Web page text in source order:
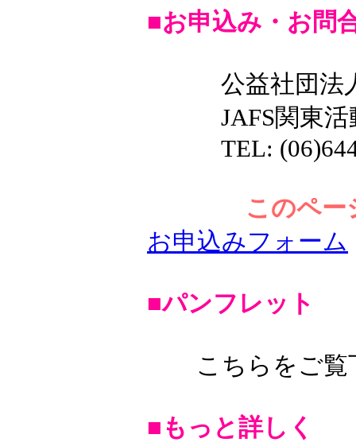
■お申込み・お問
公益社団法人
JAFS関東活
TEL: (06)6444-
このペ
お申込みフォーム
■パンフレット
こちらをご覧
■もっと詳しく